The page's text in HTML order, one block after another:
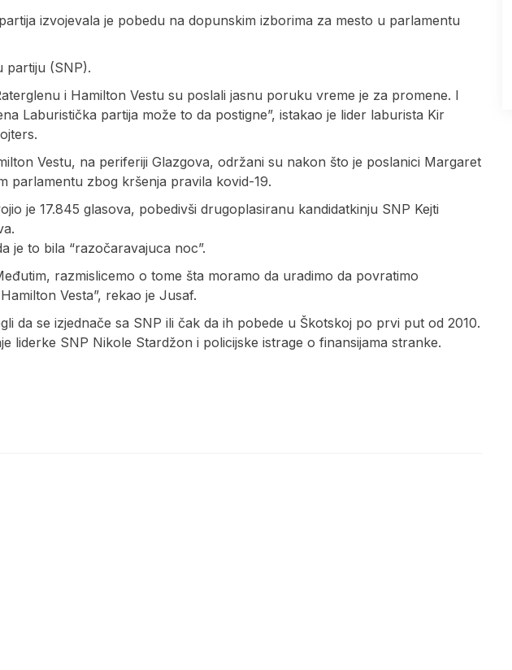
izvojevala je pobedu na dopunskim izborima za mesto u parlamentu
partiju (SNP).
i Hamilton Vestu su poslali jasnu poruku vreme je za promene. I
Laburistička partija može to da postigne”, istakao je lider laburista Kir
Vestu, na periferiji Glazgova, održani su nakon što je poslanici Margaret
parlamentu zbog kršenja pravila kovid-19.
je 17.845 glasova, pobedivši drugoplasiranu kandidatkinju SNP Kejti
je to bila “razočaravajuca noc”.
razmislicemo o tome šta moramo da uradimo da povratimo
Vesta”, rekao je Jusaf.
da se izjednače sa SNP ili čak da ih pobede u Škotskoj po prvi put od 2010.
liderke SNP Nikole Stardžon i policijske istrage o finansijama stranke.